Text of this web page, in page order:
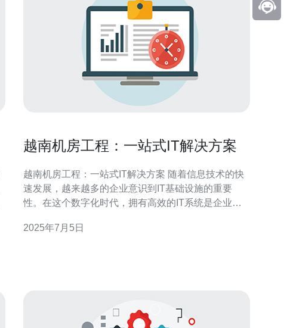
越南机房工程：一站式IT解决方案
越南机房工程：一站式IT解决方案 随着信息技术的快
速发展，越来越多的企业意识到IT基础设施的重要
性。在这个数字化时代，拥有高效的IT系统是企业成
房工程成为了许多企业的首选。 越南机房工程是指为
2025年7月5日